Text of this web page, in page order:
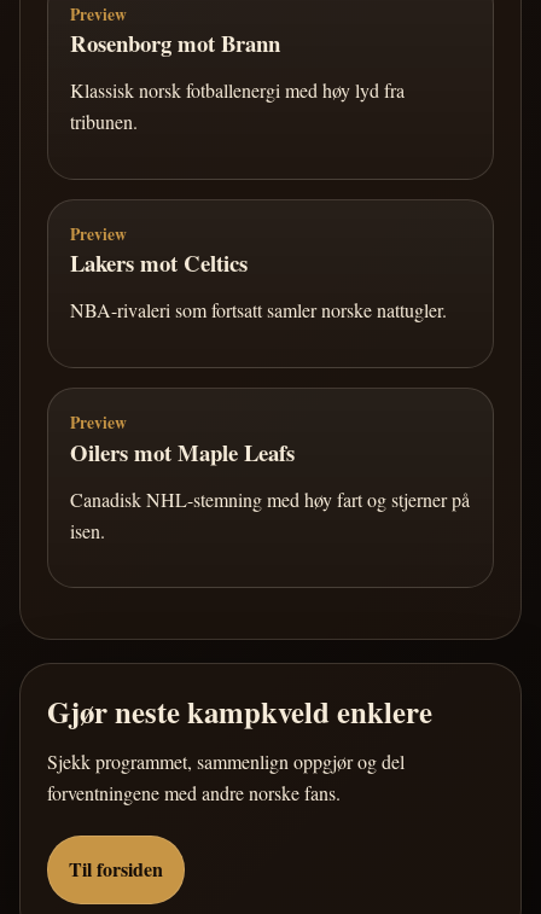
Preview
Rosenborg mot Brann
Klassisk norsk fotballenergi med høy lyd fra
tribunen.
Preview
Lakers mot Celtics
NBA-rivaleri som fortsatt samler norske nattugler.
Preview
Oilers mot Maple Leafs
Canadisk NHL-stemning med høy fart og stjerner på
isen.
Gjør neste kampkveld enklere
Sjekk programmet, sammenlign oppgjør og del
forventningene med andre norske fans.
Til forsiden